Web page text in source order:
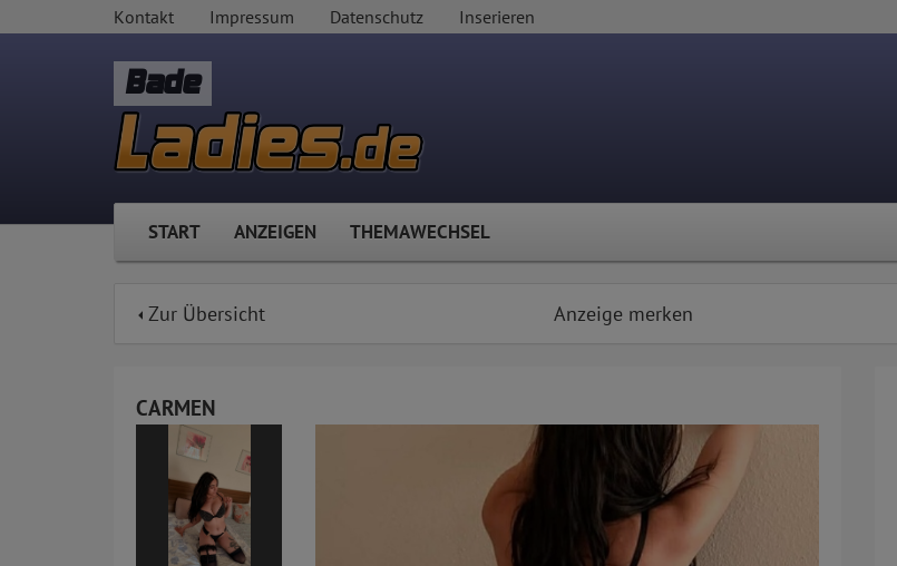
Kontakt Impressum Datenschutz Inserieren
Bade
START ANZEIGEN THEMAWECHSEL
Zur Übersicht Anzeige merken
CARMEN